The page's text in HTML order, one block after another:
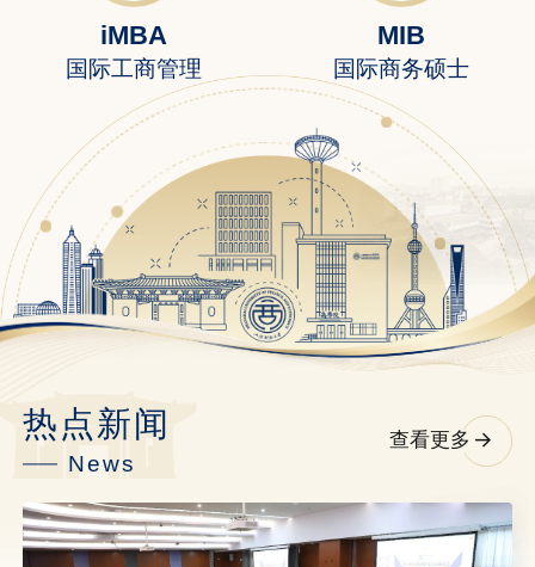
iMBA
国际工商管理
MIB
国际商务硕士
热点新闻
News
查看更多